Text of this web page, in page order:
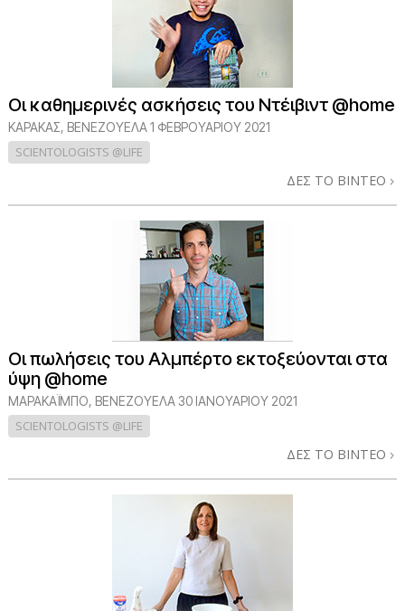
Οι καθημερινές ασκήσεις του Ντέιβιντ @home
ΚΑΡΑΚΑΣ, ΒΕΝΕΖΟΥΕΛΑ1 ΦΕΒΡΟΥΑΡΙΟΥ 2021
SCIENTOLOGISTS @LIFE
ΔΕΣ ΤΟ ΒΙΝΤΕΟ
Οι πωλήσεις του Αλμπέρτο εκτοξεύονται στα
ύψη @home
ΜΑΡΑΚΑΪΜΠΟ, ΒΕΝΕΖΟΥΕΛΑ30 ΙΑΝΟΥΑΡΙΟΥ 2021
SCIENTOLOGISTS @LIFE
ΔΕΣ ΤΟ ΒΙΝΤΕΟ